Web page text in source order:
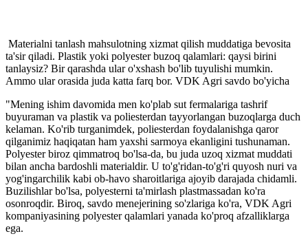
Materialni tanlash mahsulotning xizmat qilish muddatiga bevosita
ta'sir qiladi. Plastik yoki polyester buzoq qalamlari: qaysi birini
tanlaysiz? Bir qarashda ular o'xshash bo'lib tuyulishi mumkin.
Ammo ular orasida juda katta farq bor. VDK Agri savdo bo'yicha
"Mening ishim davomida men ko'plab sut fermalariga tashrif
buyuraman va plastik va poliesterdan tayyorlangan buzoqlarga duch
kelaman. Ko'rib turganimdek, poliesterdan foydalanishga qaror
qilganimiz haqiqatan ham yaxshi sarmoya ekanligini tushunaman.
Polyester biroz qimmatroq bo'lsa-da, bu juda uzoq xizmat muddati
bilan ancha bardoshli materialdir. U to'g'ridan-to'g'ri quyosh nuri va
yog'ingarchilik kabi ob-havo sharoitlariga ajoyib darajada chidamli.
Buzilishlar bo'lsa, polyesterni ta'mirlash plastmassadan ko'ra
osonroqdir. Biroq, savdo menejerining so'zlariga ko'ra, VDK Agri
kompaniyasining polyester qalamlari yanada ko'proq afzalliklarga
ega.